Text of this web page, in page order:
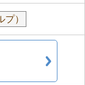
）